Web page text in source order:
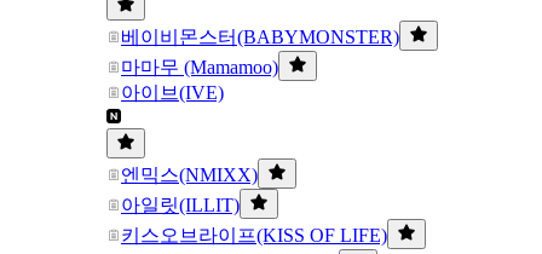
베이비몬스터(BABYMONSTER)
마마무 (Mamamoo)
아이브(IVE)
엔믹스(NMIXX)
아일릿(ILLIT)
키스오브라이프(KISS OF LIFE)